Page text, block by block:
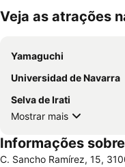
Veja as atrações
Yamaguchi
Universidad de Navarra
Selva de Irati
Mostrar mais
Informações
C. Sancho Ramírez, 15,